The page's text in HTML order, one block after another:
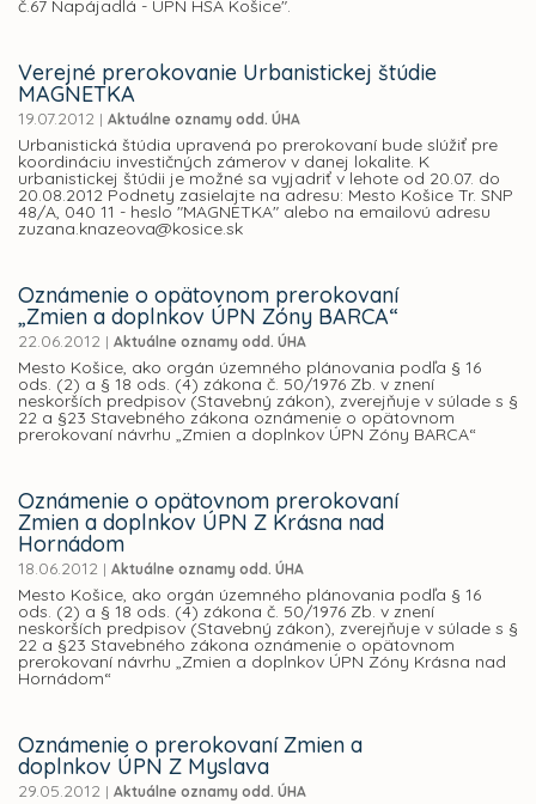
č.67 Napájadlá - ÚPN HSA Košice".
Verejné prerokovanie Urbanistickej štúdie
MAGNETKA
19.07.2012 | Aktuálne oznamy odd. ÚHA
Urbanistická štúdia upravená po prerokovaní bude slúžiť pre
koordináciu investičných zámerov v danej lokalite. K
urbanistickej štúdii je možné sa vyjadriť v lehote od 20.07. do
20.08.2012 Podnety zasielajte na adresu: Mesto Košice Tr. SNP
48/A, 040 11 - heslo "MAGNETKA" alebo na emailovú adresu
zuzana.knazeova@kosice.sk
Oznámenie o opätovnom prerokovaní
„Zmien a doplnkov ÚPN Zóny BARCA“
22.06.2012 | Aktuálne oznamy odd. ÚHA
Mesto Košice, ako orgán územného plánovania podľa § 16
ods. (2) a § 18 ods. (4) zákona č. 50/1976 Zb. v znení
neskorších predpisov (Stavebný zákon), zverejňuje v súlade s §
22 a §23 Stavebného zákona oznámenie o opätovnom
prerokovaní návrhu „Zmien a doplnkov ÚPN Zóny BARCA“
Oznámenie o opätovnom prerokovaní
Zmien a doplnkov ÚPN Z Krásna nad
Hornádom
18.06.2012 | Aktuálne oznamy odd. ÚHA
Mesto Košice, ako orgán územného plánovania podľa § 16
ods. (2) a § 18 ods. (4) zákona č. 50/1976 Zb. v znení
neskorších predpisov (Stavebný zákon), zverejňuje v súlade s §
22 a §23 Stavebného zákona oznámenie o opätovnom
prerokovaní návrhu „Zmien a doplnkov ÚPN Zóny Krásna nad
Hornádom“
Oznámenie o prerokovaní Zmien a
doplnkov ÚPN Z Myslava
29.05.2012 | Aktuálne oznamy odd. ÚHA